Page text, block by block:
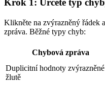
Krok 1: Určete typ
Klikněte na zvýrazněný řádek
zpráva. Běžné typy chyb:
Chybová zpráva
Duplicitní hodnoty zvýrazněné
žlutě